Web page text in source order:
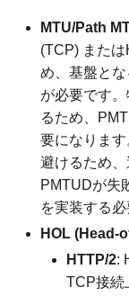
MTU/Path
(TCP) また
め、基盤と
が必要です
るため、
要になりま
避けるため、
PMTUDが失
を実装する必
HOL (Head-
HTTP/2:
TCP接続